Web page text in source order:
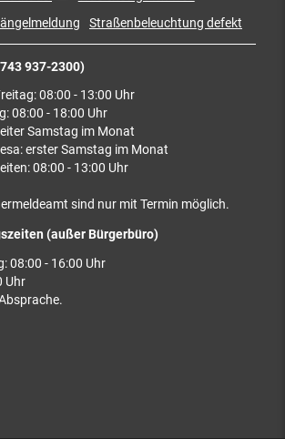
937-2300)
08:00 - 13:00 Uhr
08:00 - 18:00 Uhr
Samstag im Monat
erster Samstag im Monat
08:00 - 13:00 Uhr
sind nur mit Termin möglich.
(außer Bürgerbüro)
08:00 - 16:00 Uhr
Uhr
Straßenbeleuchtung defekt